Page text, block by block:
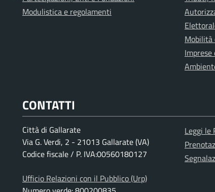
Modulistica e regolamenti
Imprese
CONTATTI
Città di Gallarate
Via G. Verdi, 2 - 21013 Gallarate (VA)
Codice fiscale / P. IVA:00560180127
Ufficio Relazioni con il Pubblico (Urp)
Leggi le